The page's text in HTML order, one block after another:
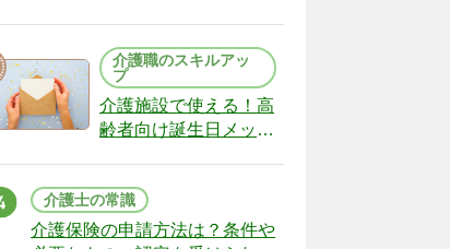
介護職のスキルアッ
プ
介護施設で使える！高
齢者向け誕生日メッセ
介護士の常識
介護保険の申請方法は？条件や